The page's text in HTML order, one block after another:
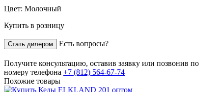
Цвет: Молочный
Купить в розницу
Стать дилером Есть вопросы?
Получите консультацию, оставив заявку или позвонив по
номеру телефона +7 (812) 564-67-74
Похожие товары